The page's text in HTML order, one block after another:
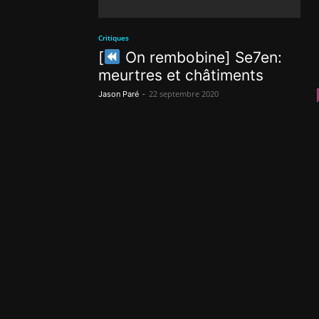
Critiques
[
On rembobine] Se7en:
meurtres et châtiments
Jason Paré - 22 septembre 2020